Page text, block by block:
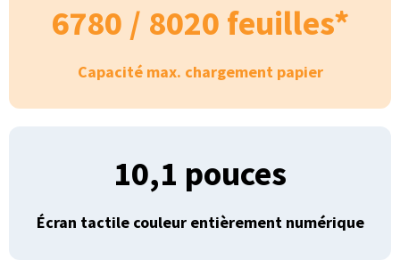
6780 / 8020 feuilles*
Capacité max. chargement papier
10,1 pouces
Écran tactile couleur entièrement numérique